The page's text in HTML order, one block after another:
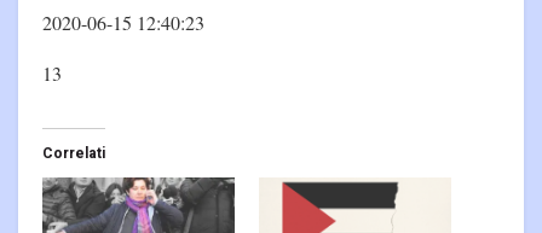
2020-06-15 12:40:23
13
Correlati